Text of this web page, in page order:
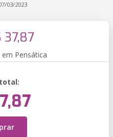
03/2023
37,87
em Pensática